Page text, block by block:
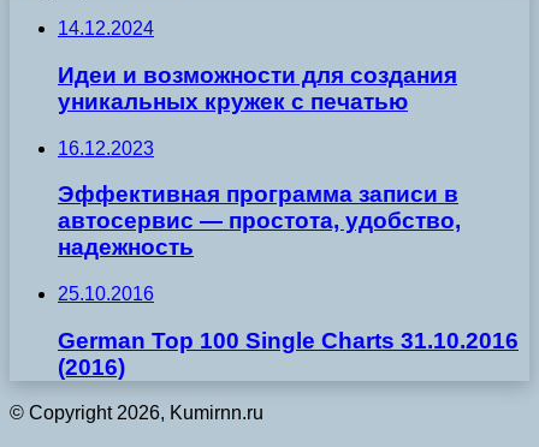
14.12.2024
Идеи и возможности для создания
уникальных кружек с печатью
16.12.2023
Эффективная программа записи в
автосервис — простота, удобство,
надежность
25.10.2016
German Top 100 Single Charts 31.10.2016
(2016)
© Copyright 2026, Kumirnn.ru